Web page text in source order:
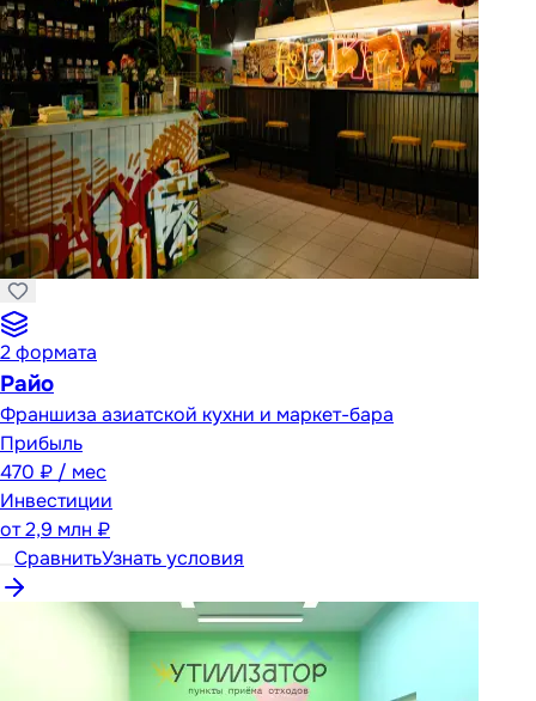
2формата
Райо
Франшиза азиатской кухни и маркет-бара
Прибыль
470 ₽ / мес
Инвестиции
от2,9 млн ₽
СравнитьУзнать условия